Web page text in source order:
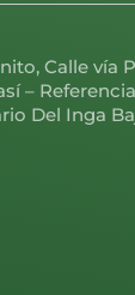
Calle vía
–
Del Inga